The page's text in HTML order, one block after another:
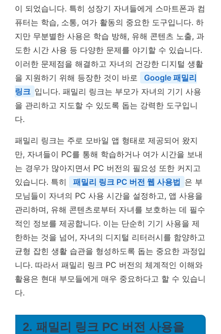
이 되었습니다. 특히 성장기 자녀들에게 스마트폰과 컴
퓨터는 학습, 소통, 여가 활동의 중요한 도구입니다. 하
지만 무분별한 사용은 학습 방해, 유해 콘텐츠 노출, 과
도한 시간 사용 등 다양한 문제를 야기할 수 있습니다.
이러한 문제점을 해결하고 자녀의 건강한 디지털 생활
을 지원하기 위해 등장한 것이 바로
Google 패밀리
링크 입니다. 패밀리 링크는 부모가 자녀의 기기 사용
을 관리하고 지도할 수 있도록 돕는 강력한 도구입니
다.
패밀리 링크는 주로 모바일 앱 형태로 제공되어 왔지
만, 자녀들이 PC를 통해 학습하거나 여가 시간을 보내
는 경우가 많아지면서 PC 버전의 필요성 또한 커지고
있습니다. 특히
패밀리 링크 PC 버전 웹 사용법 은 부
모님들이 자녀의 PC 사용 시간을 설정하고, 앱 사용을
관리하며, 유해 콘텐츠로부터 자녀를 보호하는 데 필수
적인 정보를 제공합니다. 이는 단순히 기기 사용을 제
한하는 것을 넘어, 자녀의 디지털 리터러시를 함양하고
균형 잡힌 생활 습관을 형성하도록 돕는 중요한 과정입
니다. 따라서 패밀리 링크 PC 버전의 체계적인 이해와
활용은 현대 부모들에게 매우 중요하다고 할 수 있습니
다.
2. 패밀리 링크 PC 버전 사용을